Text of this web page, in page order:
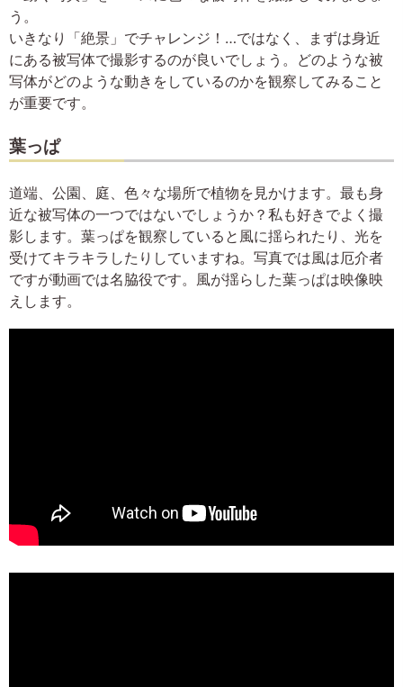
う。
いきなり「絶景」でチャレンジ！…ではなく、まずは身近
にある被写体で撮影するのが良いでしょう。どのような被
写体がどのような動きをしているのかを観察してみること
が重要です。
葉っぱ
道端、公園、庭、色々な場所で植物を見かけます。最も身
近な被写体の一つではないでしょうか？私も好きでよく撮
影します。葉っぱを観察していると風に揺られたり、光を
受けてキラキラしたりしていますね。写真では風は厄介者
ですが動画では名脇役です。風が揺らした葉っぱは映像映
えします。